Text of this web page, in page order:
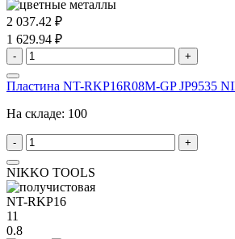
2 037.42 ₽
1 629.94 ₽
- +
Пластина NT-RKP16R08M-GP JP9535
На складе: 100
- +
NIKKO TOOLS
NT-RKP16
11
0.8